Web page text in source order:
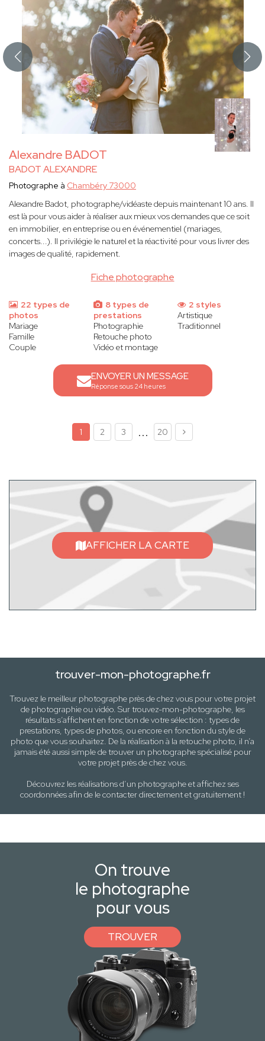
Alexandre BADOT
BADOT ALEXANDRE
Fiche photographe
Photographe à Chambéry 73000
Alexandre Badot, photographe/vidéaste depuis maintenant 10 ans. Il
est là pour vous aider à réaliser aux mieux vos demandes que ce soit
en immobilier, en entreprise ou en événementiel (mariages,
concerts...). Il privilégie le naturel et la réactivité pour vous livrer des
images de qualité, rapidement.
22 types de
photos
Mariage
Famille
Couple
8 types de
prestations
Photographie
Retouche photo
Vidéo et montage
2 styles
Artistique
Traditionnel
ENVOYER UN MESSAGE
Réponse sous 24 heures
1 2 3 ... 20
AFFICHER LA CARTE
trouver-mon-photographe.fr
Trouvez le meilleur photographe près dechez vous pour votre projet
de photographie ou vidéo. Sur trouvez-mon-photographe, les
résultats s’affichent en fonction de votre sélection : types de
prestations, types de photos, ou encore en fonction du stylede
photo que vous souhaitez. De la réalisation à la retouche photo, il n’a
jamais été aussi simple de trouver un photographe spécialisé pour
votre projet près dechez vous.
Découvrez les réalisations d’un photographe et affichez ses
coordonnées afin de le contacter directement et gratuitement !
On trouve
le photographe
pour vous
TROUVER